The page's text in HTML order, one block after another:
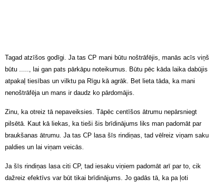
Tagad atzīšos godīgi. Ja tas CP mani būtu noštrāfējis, manās acīs viņš
būtu ....., lai gan pats pārkāpu noteikumus. Būtu pēc kāda laika dabūjis
atpakaļ tiesības un vilktu pa Rīgu kā agrāk. Bet lieta tāda, ka mani
nenoštrāfēja un mans ir daudz ko pārdomājis.
Zinu, ka otreiz tā nepaveiksies. Tāpēc centīšos ātrumu nepārsniegt
pilsētā. Kaut kā liekas, ka tieši šis brīdinājums liks man padomāt par
braukšanas ātrumu. Ja tas CP lasa šīs rindiņas, tad vēlreiz viņam saku
paldies un lai viņam veicās.
Ja šīs rindiņas lasa citi CP, tad iesaku viņiem padomāt arī par to, cik
dažreiz efektīvs var būt tikai brīdinājums. Jo gadās tā, ka pa ļoti